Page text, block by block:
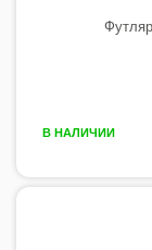
В НАЛИЧИИ